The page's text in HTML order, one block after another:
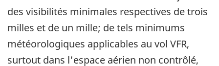
des visibilités minimales respectives de trois
milles et de un mille; de tels minimums
météorologiques applicables au vol VFR,
surtout dans l'espace aérien non contrôlé,